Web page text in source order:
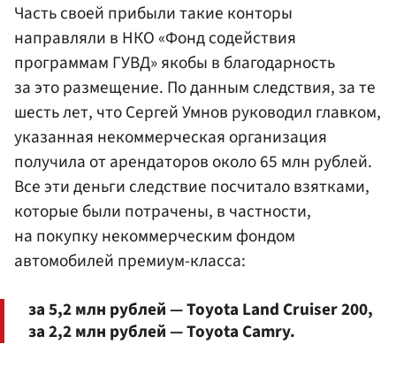
Часть своей прибыли такие конторы
направляли в НКО «Фонд содействия
программам ГУВД» якобы в благодарность
за это размещение. По данным следствия, за те
шесть лет, что Сергей Умнов руководил главком,
указанная некоммерческая организация
получила от арендаторов около 65 млн рублей.
Все эти деньги следствие посчитало взятками,
которые были потрачены, в частности,
на покупку некоммерческим фондом
автомобилей премиум-класса:
за 5,2 млн рублей — Toyota Land Cruiser 200,
за 2,2 млн рублей — Toyota Camry.